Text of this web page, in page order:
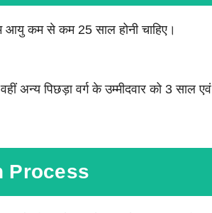
आयु कम से कम 25 साल होनी चाहिए।
अन्य पिछड़ा वर्ग के उम्मीदवार को 3 साल एवं
Process